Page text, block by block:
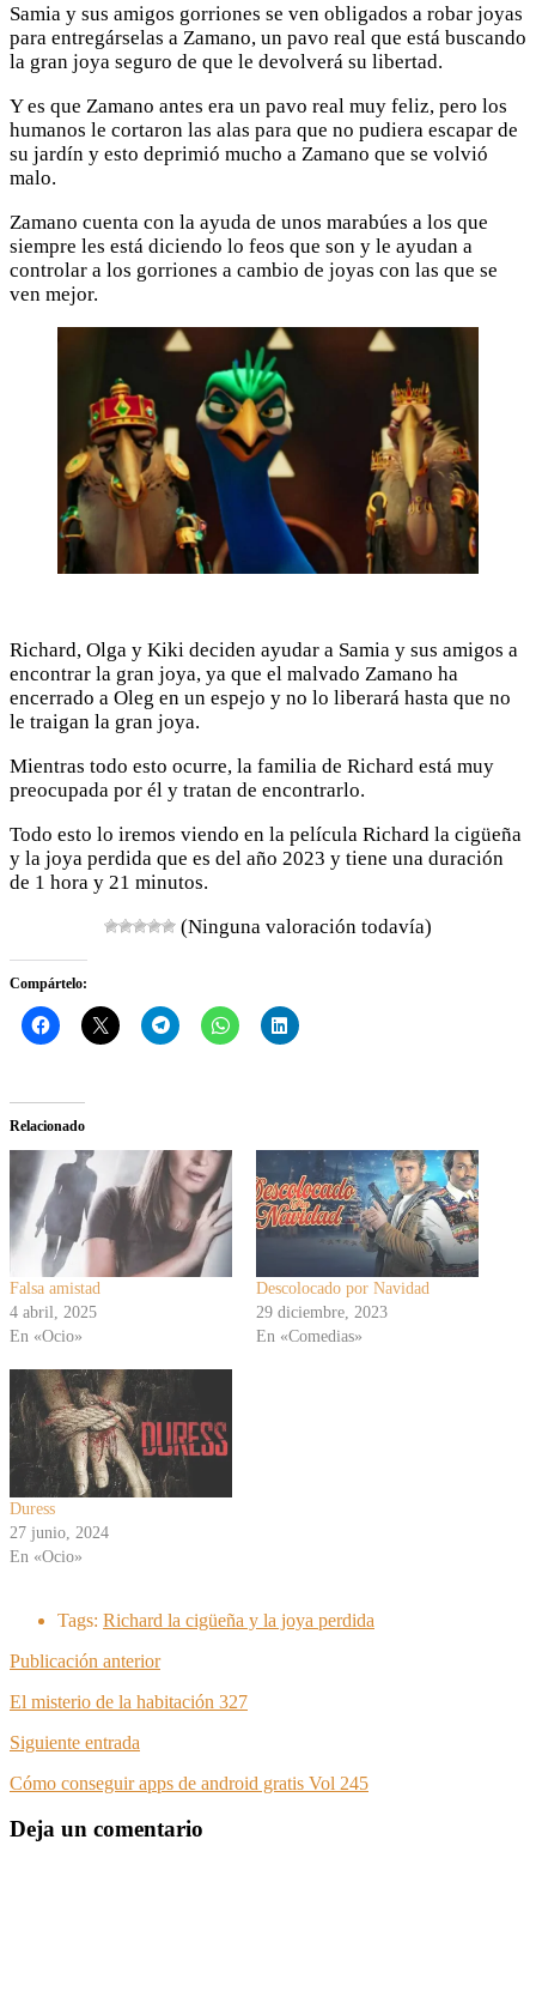
Samia y sus amigos gorriones se ven obligados a robar joyas
para entregárselas a Zamano, un pavo real que está buscando
la gran joya seguro de que le devolverá su libertad.
Y es que Zamano antes era un pavo real muy feliz, pero los
humanos le cortaron las alas para que no pudiera escapar de
su jardín y esto deprimió mucho a Zamano que se volvió
malo.
Zamano cuenta con la ayuda de unos marabúes a los que
siempre les está diciendo lo feos que son y le ayudan a
controlar a los gorriones a cambio de joyas con las que se
ven mejor.
Richard, Olga y Kiki deciden ayudar a Samia y sus amigos a
encontrar la gran joya, ya que el malvado Zamano ha
encerrado a Oleg en un espejo y no lo liberará hasta que no
le traigan la gran joya.
Mientras todo esto ocurre, la familia de Richard está muy
preocupada por él y tratan de encontrarlo.
Todo esto lo iremos viendo en la película Richard la cigüeña
y la joya perdida que es del año 2023 y tiene una duración
de 1 hora y 21 minutos.
(Ninguna valoración todavía)
Compártelo:
Relacionado
Falsa amistad
4 abril, 2025
En «Ocio»
Descolocado por Navidad
29 diciembre, 2023
En «Comedias»
Duress
27 junio, 2024
En «Ocio»
Tags: Richard la cigüeña y la joya perdida
Publicación anterior
El misterio de la habitación 327
Siguiente entrada
Cómo conseguir apps de android gratis Vol 245
Deja un comentario